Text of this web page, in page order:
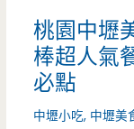
小
籠
包
賣
桃園中壢
棒超人氣
必點
中壢小吃, 中壢美